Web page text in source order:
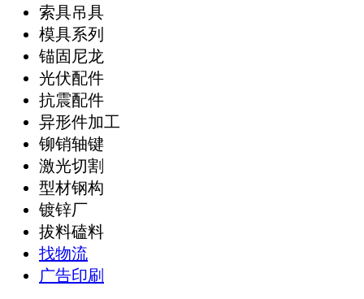
索具吊具
模具系列
锚固尼龙
光伏配件
抗震配件
异形件加工
铆销轴键
激光切割
型材钢构
镀锌厂
拔料磕料
找物流
广告印刷